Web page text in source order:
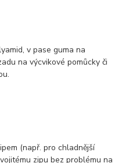
v pase guma na
na výcvikové pomůcky či
(např. pro chladnější
zipu bez problému na